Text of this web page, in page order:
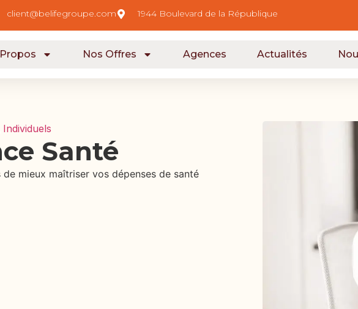
client@belifegroupe.com 1944 Boulevard de la République
Nos Offres Agences Actualités
Individuels
Santé
mieux maîtriser vos dépenses de santé